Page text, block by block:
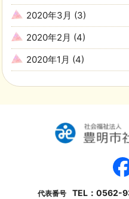
2020年3月 (3)
2020年2月 (4)
2020年1月 (4)
代表番号 TEL： 0562-